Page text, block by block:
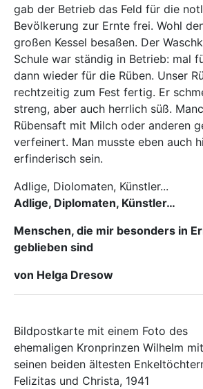
gab der Betrieb das Feld für die
Bevölkerung zur Ernte frei. Wohl
großen Kessel besaßen. Der
Schule war ständig in Betrieb: mal
dann wieder für die Rüben. Unser
rechtzeitig zum Fest fertig. Er
streng, aber auch herrlich süß.
Rübensaft mit Milch oder anderen
verfeinert. Man musste eben auch
erfinderisch sein.
Adlige, Diolomaten, Künstler...
Adlige, Diplomaten, Künstler…
Menschen, die mir besonders in
geblieben sind
von Helga Dresow
Bildpostkarte mit einem Foto des
ehemaligen Kronprinzen Wilhelm mit
seinen beiden ältesten
Felizitas und Christa, 1941